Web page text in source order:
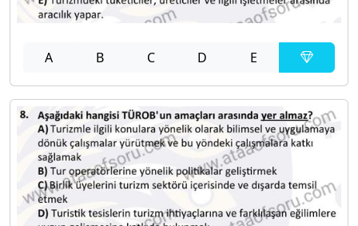
A B C D E